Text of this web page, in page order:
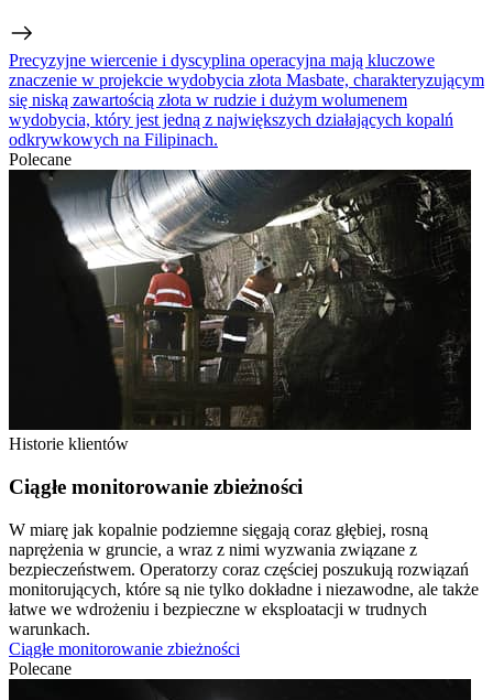
Precyzyjne wiercenie i dyscyplina operacyjna mają kluczowe
znaczenie w projekcie wydobycia złota Masbate, charakteryzującym
się niską zawartością złota w rudzie i dużym wolumenem
wydobycia, który jest jedną z największych działających kopalń
odkrywkowych na Filipinach.
Polecane
Historie klientów
Ciągłe monitorowanie zbieżności
W miarę jak kopalnie podziemne sięgają coraz głębiej, rosną
naprężenia w gruncie, a wraz z nimi wyzwania związane z
bezpieczeństwem. Operatorzy coraz częściej poszukują rozwiązań
monitorujących, które są nie tylko dokładne i niezawodne, ale także
łatwe we wdrożeniu i bezpieczne w eksploatacji w trudnych
warunkach.
Ciągłe monitorowanie zbieżności
Polecane